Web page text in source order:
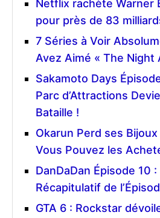
Netflix rachète Warner
pour près de 83
7 Séries à Voir
Avez Aimé « The Night
Sakamoto Days
Parc d’Attractions
Bataille !
Okarun Perd ses
Vous Pouvez les
DanDaDan Épisode 10
Récapitulatif de
GTA 6 : Rockstar